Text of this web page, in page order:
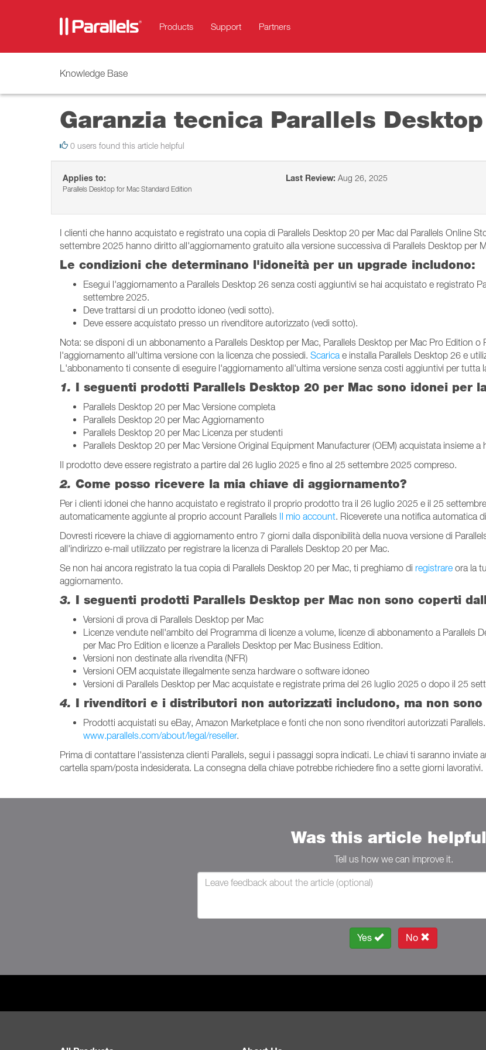
Products Support Partners
Knowledge Base
Garanzia tecnica Parallels
0 users found this article helpful
Applies to:
Parallels Desktop for Mac Standard Edition
Last Review: Aug 26, 2025
I clienti che hanno acquistato e registrato una copia di Parallels Desktop 20 per Mac dal Parallels Online
settembre 2025 hanno diritto all'aggiornamento gratuito alla versione successiva di Parallels Desktop per
Le condizioni che determinano l'idoneità per un upgrade includono:
Esegui l'aggiornamento a Parallels Desktop 26 senza costi aggiuntivi se hai acquistato e registrato
settembre 2025.
Deve trattarsi di un prodotto idoneo (vedi sotto).
Deve essere acquistato presso un rivenditore autorizzato (vedi sotto).
Nota: se disponi di un abbonamento a Parallels Desktop per Mac, Parallels Desktop per Mac Pro Edition
l'aggiornamento all'ultima versione con la licenza che possiedi. Scarica e installa Parallels Desktop 26 e
L'abbonamento ti consente di eseguire l'aggiornamento all'ultima versione senza costi aggiuntivi per tutta
1. I seguenti prodotti Parallels Desktop 20 per Mac sono idonei per
Parallels Desktop 20 per Mac Versione completa
Parallels Desktop 20 per Mac Aggiornamento
Parallels Desktop 20 per Mac Licenza per studenti
Parallels Desktop 20 per Mac Versione Original Equipment Manufacturer (OEM) acquistata insieme
Il prodotto deve essere registrato a partire dal 26 luglio 2025 e fino al 25 settembre 2025 compreso.
2. Come posso ricevere la mia chiave di aggiornamento?
Per i clienti idonei che hanno acquistato e registrato il proprio prodotto tra il 26 luglio 2025 e il 25
automaticamente aggiunte al proprio account Parallels Il mio account. Riceverete una notifica automatica
Dovresti ricevere la chiave di aggiornamento entro 7 giorni dalla disponibilità della nuova versione di
all'indirizzo e-mail utilizzato per registrare la licenza di Parallels Desktop 20 per Mac.
Se non hai ancora registrato la tua copia di Parallels Desktop 20 per Mac, ti preghiamo di registrare ora la
aggiornamento.
3. I seguenti prodotti Parallels Desktop per Mac non sono coperti
Versioni di prova di Parallels Desktop per Mac
Licenze vendute nell'ambito del Programma di licenze a volume, licenze di abbonamento a Parallels
per Mac Pro Edition e licenze a Parallels Desktop per Mac Business Edition.
Versioni non destinate alla rivendita (NFR)
Versioni OEM acquistate illegalmente senza hardware o software idoneo
Versioni di Parallels Desktop per Mac acquistate e registrate prima del 26 luglio 2025 o dopo il 25
4. I rivenditori e i distributori non autorizzati includono, ma non
Prodotti acquistati su eBay, Amazon Marketplace e fonti che non sono rivenditori autorizzati
www.parallels.com/about/legal/reseller.
Prima di contattare l'assistenza clienti Parallels, segui i passaggi sopra indicati. Le chiavi ti saranno
cartella spam/posta indesiderata. La consegna della chiave potrebbe richiedere fino a sette giorni lavorativi.
Was this article
Tell us how we can improve it.
Yes No